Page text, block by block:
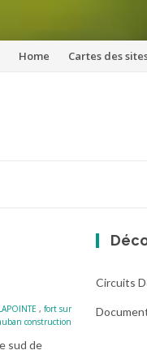
Aller
Home Cartes des
, fort sur
construction
sud de
Circuits